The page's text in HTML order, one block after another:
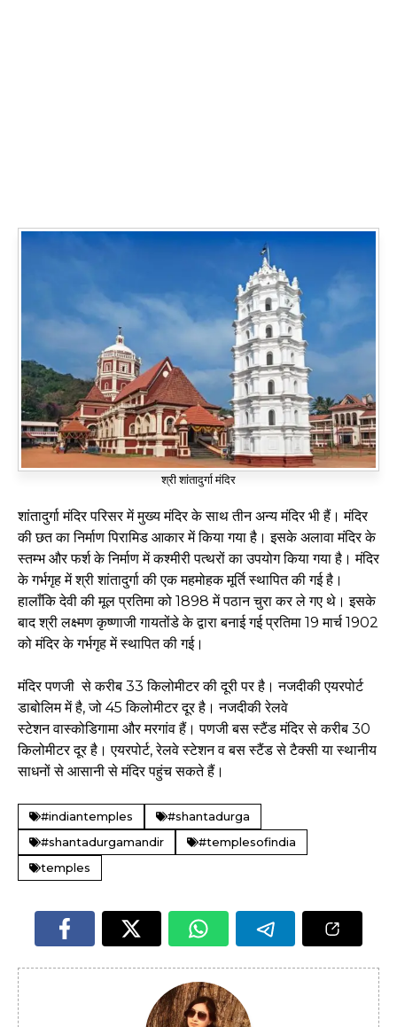
श्री शांतादुर्गा मंदिर
शांतादुर्गा मंदिर परिसर में मुख्य मंदिर के साथ तीन अन्य मंदिर भी हैं। मंदिर
की छत का निर्माण पिरामिड आकार में किया गया है। इसके अलावा मंदिर के
स्तम्भ और फर्श के निर्माण में कश्मीरी पत्थरों का उपयोग किया गया है। मंदिर
के गर्भगृह में श्री शांतादुर्गा की एक महमोहक मूर्ति स्थापित की गई है।
हालाँकि देवी की मूल प्रतिमा को 1898 में पठान चुरा कर ले गए थे। इसके
बाद श्री लक्ष्मण कृष्णाजी गायतोंडे के द्वारा बनाई गई प्रतिमा 19 मार्च 1902
को मंदिर के गर्भगृह में स्थापित की गई।
मंदिर पणजी से करीब 33 किलोमीटर की दूरी पर है। नजदीकी एयरपोर्ट
डाबोलिम में है, जो 45 किलोमीटर दूर है। नजदीकी रेलवे
स्टेशन वास्कोडिगामा और मरगांव हैं। पणजी बस स्टैंड मंदिर से करीब 30
किलोमीटर दूर है। एयरपोर्ट, रेलवे स्टेशन व बस स्टैंड से टैक्सी या स्थानीय
साधनों से आसानी से मंदिर पहुंच सकते हैं।
#indiantemples
#shantadurga
#shantadurgamandir
#templesofindia
temples